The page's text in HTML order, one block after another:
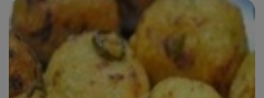
الصفحة الرئيسية
ادوات رشاقة
من نحن